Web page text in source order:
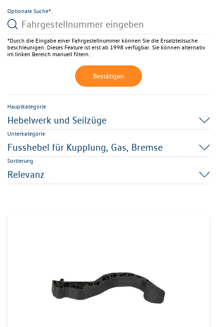
Optionale Suche*:
*Durch die Eingabe einer Fahrgestellnummer können Sie die Ersatzteilsuche
beschleunigen. Dieses Feature ist erst ab 1998 verfügbar. Sie können alternativ
im linken Bereich manuell filtern.
Bestätigen
Hauptkategorie
Hebelwerk und Seilzüge
Unterkategorie
Fusshebel für Kupplung, Gas, Bremse
Sortierung
Relevanz